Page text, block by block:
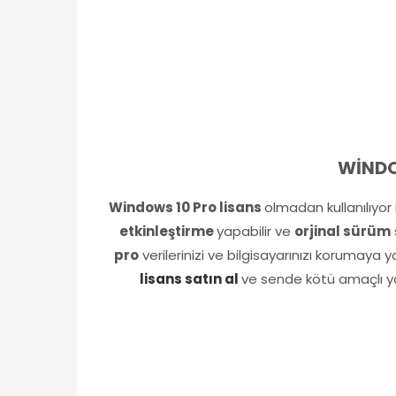
Windows 10 Pro lisansolmadan
etkinleştirmeyapabilir ve orjinal sürüm
proverilerinizi ve bilgisayarınızı korumaya
lisans satın alve sende kötü amaçlı